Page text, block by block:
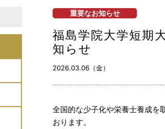
重要なお知らせ
福島学院大学短期
知らせ
2026.03.06（金）
全国的な少子化や栄養士養成を
おります。